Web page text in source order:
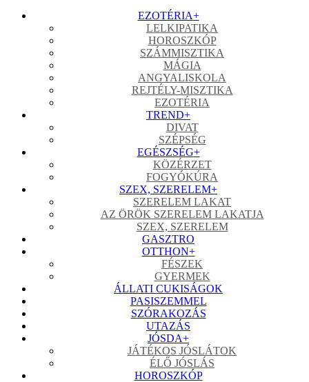
EZOTÉRIA+
LELKIPATIKA
HOROSZKÓP
SZÁMMISZTIKA
MÁGIA
ANGYALISKOLA
REJTÉLY-MISZTIKA
EZOTÉRIA
TREND+
DIVAT
SZÉPSÉG
EGÉSZSÉG+
KÖZÉRZET
FOGYÓKÚRA
SZEX, SZERELEM+
SZERELEM LAKAT
AZ ÖRÖK SZERELEM LAKATJA
SZEX, SZERELEM
GASZTRO
OTTHON+
FÉSZEK
GYERMEK
ÁLLATI CUKISÁGOK
PASISZEMMEL
SZÓRAKOZÁS
UTAZÁS
JÓSDA+
JÁTÉKOS JÓSLÁTOK
ÉLŐ JÓSLÁS
HOROSZKÓP